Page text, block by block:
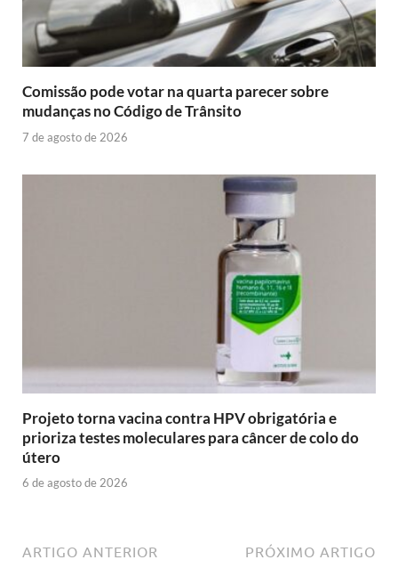
Comissão pode votar na quarta parecer sobre
mudanças no Código de Trânsito
7 de agosto de 2026
Projeto torna vacina contra HPV obrigatória e
prioriza testes moleculares para câncer de colo do
útero
6 de agosto de 2026
ARTIGO ANTERIOR PRÓXIMO ARTIGO